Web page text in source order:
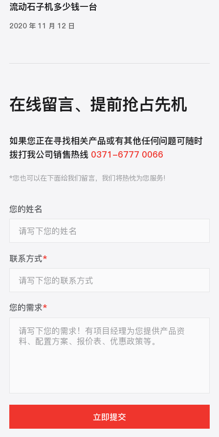
流动石子机多少钱一台
2020 年 11 月 12 日
在线留言、提前抢占先机
如果您正在寻找相关产品或有其他任何问题可随时
拨打我公司销售热线 0371-6777 0066
*您也可以在下面给我们留言，我们将热忱为您服务!
您的姓名
联系方式*
您的需求*
立即提交